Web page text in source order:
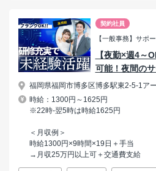
契約社員
【一般事務】サポ
【夜勤×週4～
可能！夜間の
福岡県福岡市博多区博多駅東2-5-1ア
時給：1300円～1625円
※22時-翌5時は時給1625円
＜月収例＞
時給1300円×9時間×19日＋手当
→月収25万円以上可＋交通費支給